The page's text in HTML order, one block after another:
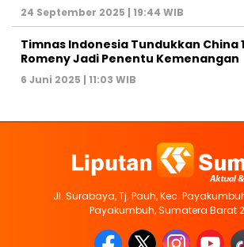
24 September 2025 | 19:44 WIB
Timnas Indonesia Tundukkan China
Romeny Jadi Penentu Kemenangan
6 Juni 2025 | 11:03 WIB
Jl. Surabaya, Tj. Pauh, Kec.
Payakumbuh, Sumatera Barat